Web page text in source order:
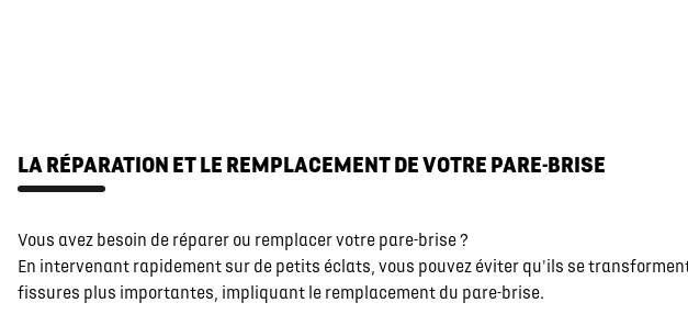
LA RÉPARATION ET LE REMPLACEMENT DE VOTRE PARE-BRISE
Vous avez besoin de réparer ou remplacer votre pare-brise ?
En intervenant rapidement sur de petits éclats, vous pouvez éviter qu'ils se
fissures plus importantes, impliquant le remplacement du pare-brise.